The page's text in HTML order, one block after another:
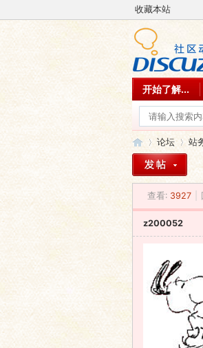
收藏本站
开始了解...
»
论坛
›
站
查看: 3927
z200052